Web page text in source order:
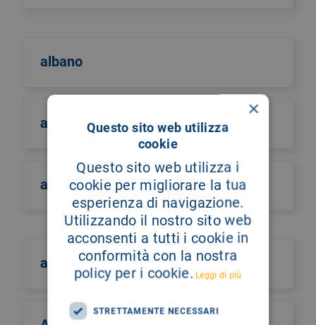
albano
albero della vita
alberto castiglione
alberto culotta
×
Questo sito web utilizza
cookie
Questo sito web utilizza i
cookie per migliorare la tua
esperienza di navigazione.
Utilizzando il nostro sito web
acconsenti a tutti i cookie in
conformità con la nostra
policy per i cookie. Leggi di più
STRETTAMENTE NECESSARI